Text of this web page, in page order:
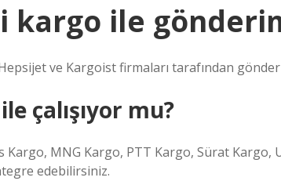
kargo ile
ve Kargoist firmaları tarafından
çalışıyor mu?
Kargo, MNG Kargo, PTT Kargo, Sürat Kargo,
edebilirsiniz.